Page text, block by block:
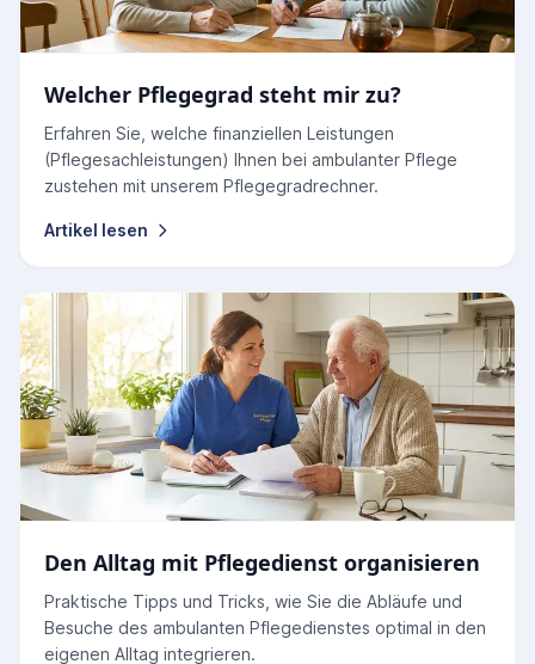
Welcher Pflegegrad steht mir zu?
Erfahren Sie, welche finanziellen Leistungen
(Pflegesachleistungen) Ihnen bei ambulanter Pflege
zustehen mit unserem Pflegegradrechner.
Artikel lesen
Den Alltag mit Pflegedienst organisieren
Praktische Tipps und Tricks, wie Sie die Abläufe und
Besuche des ambulanten Pflegedienstes optimal in den
eigenen Alltag integrieren.